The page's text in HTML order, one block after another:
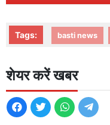
Tags: basti news
शेयर करें खबर